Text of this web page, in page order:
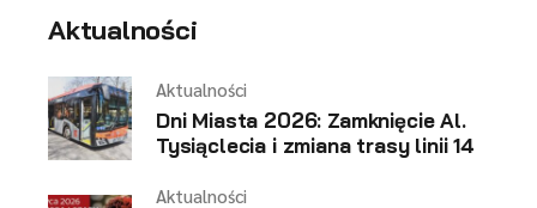
Aktualności
Aktualności
Dni Miasta 2026: Zamknięcie Al.
Tysiąclecia i zmiana trasy linii 14
Aktualności